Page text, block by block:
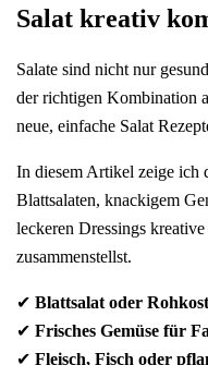
Salat kreativ
Salate sind nicht nur
der richtigen Kombination
neue, einfache Salat
In diesem Artikel zeige ich
Blattsalaten, knackigem
leckeren Dressings
zusammenstellst.
✔ Blattsalat oder
✔ Frisches Gemüse für
✔ Fleisch, Fisch oder